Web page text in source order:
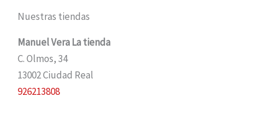
Nuestras tiendas
Manuel Vera La tienda
C. Olmos, 34
13002 Ciudad Real
926213808